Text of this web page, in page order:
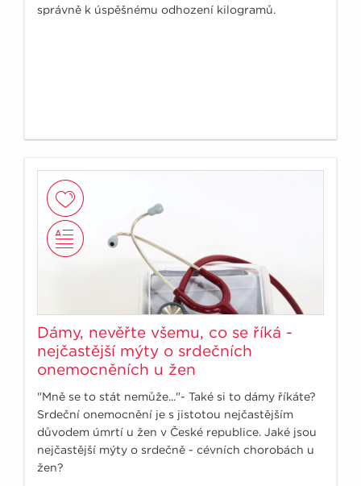
správně k úspěšnému odhození kilogramů.
Dámy, nevěřte všemu, co se říká -
nejčastější mýty o srdečních
onemocněních u žen
"Mně se to stát nemůže..."- Také si to dámy říkáte?
Srdeční onemocnění je s jistotou nejčastějším
důvodem úmrtí u žen v České republice. Jaké jsou
nejčastější mýty o srdečně - cévních chorobách u
žen?